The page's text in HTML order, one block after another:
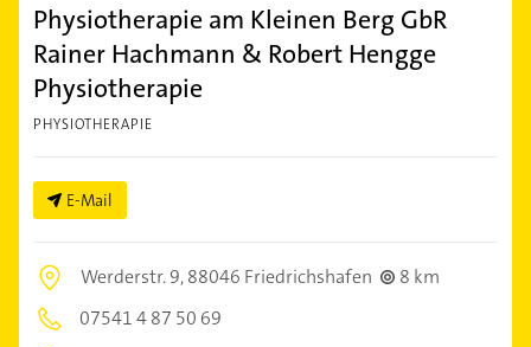
Physiotherapie am Kleinen Berg GbR
Rainer Hachmann & Robert Hengge
Physiotherapie
PHYSIOTHERAPIE
E-Mail
Werderstr. 9,88046 Friedrichshafen
8 km
07541 4 87 50 69